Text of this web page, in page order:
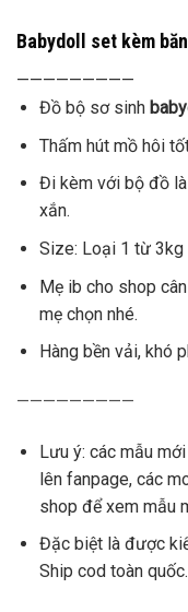
Babydoll set kèm
—————————
Đồ bộ sơ sinh
Thấm hút mồ hôi
Đi kèm với bộ đồ
xắn.
Size: Loại 1 từ
Mẹ ib cho shop
mẹ chọn nhé.
Hàng bền vải, khó
—————————
Lưu ý: các mẫu
lên fanpage, các
shop để xem mẫu
Đặc biệt là được
Ship cod toàn quốc.